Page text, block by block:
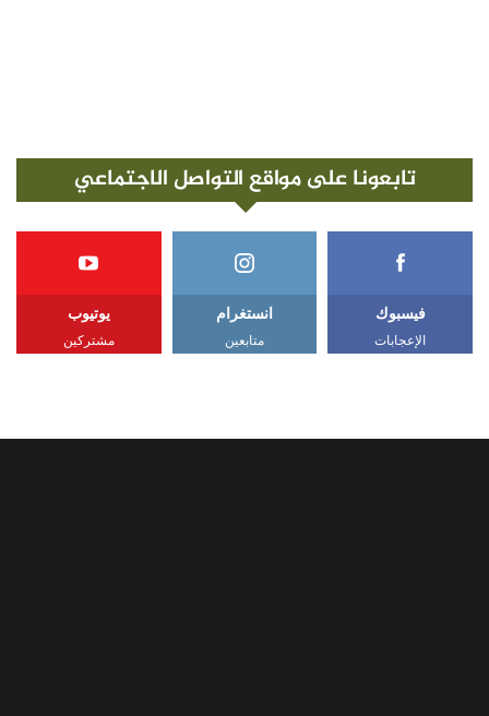
تابعونا على مواقع التواصل الاجتماعي
فيسبوك
الإعجابات
انستغرام
متابعين
يوتيوب
مشتركين